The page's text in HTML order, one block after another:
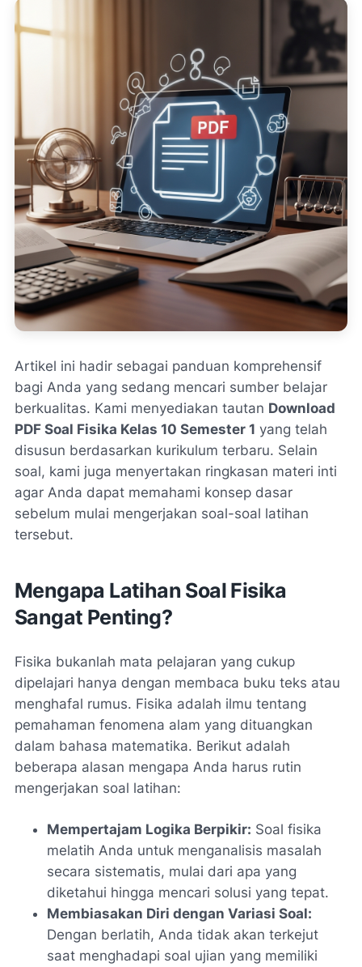
Artikel ini hadir sebagai panduan komprehensif
bagi Anda yang sedang mencari sumber belajar
berkualitas. Kami menyediakan tautan Download
PDF Soal Fisika Kelas 10 Semester 1 yang telah
disusun berdasarkan kurikulum terbaru. Selain
soal, kami juga menyertakan ringkasan materi inti
agar Anda dapat memahami konsep dasar
sebelum mulai mengerjakan soal-soal latihan
tersebut.
Mengapa Latihan Soal Fisika
Sangat Penting?
Fisika bukanlah mata pelajaran yang cukup
dipelajari hanya dengan membaca buku teks atau
menghafal rumus. Fisika adalah ilmu tentang
pemahaman fenomena alam yang dituangkan
dalam bahasa matematika. Berikut adalah
beberapa alasan mengapa Anda harus rutin
mengerjakan soal latihan:
Mempertajam Logika Berpikir: Soal fisika
melatih Anda untuk menganalisis masalah
secara sistematis, mulai dari apa yang
diketahui hingga mencari solusi yang tepat.
Membiasakan Diri dengan Variasi Soal:
Dengan berlatih, Anda tidak akan terkejut
saat menghadapi soal ujian yang memiliki